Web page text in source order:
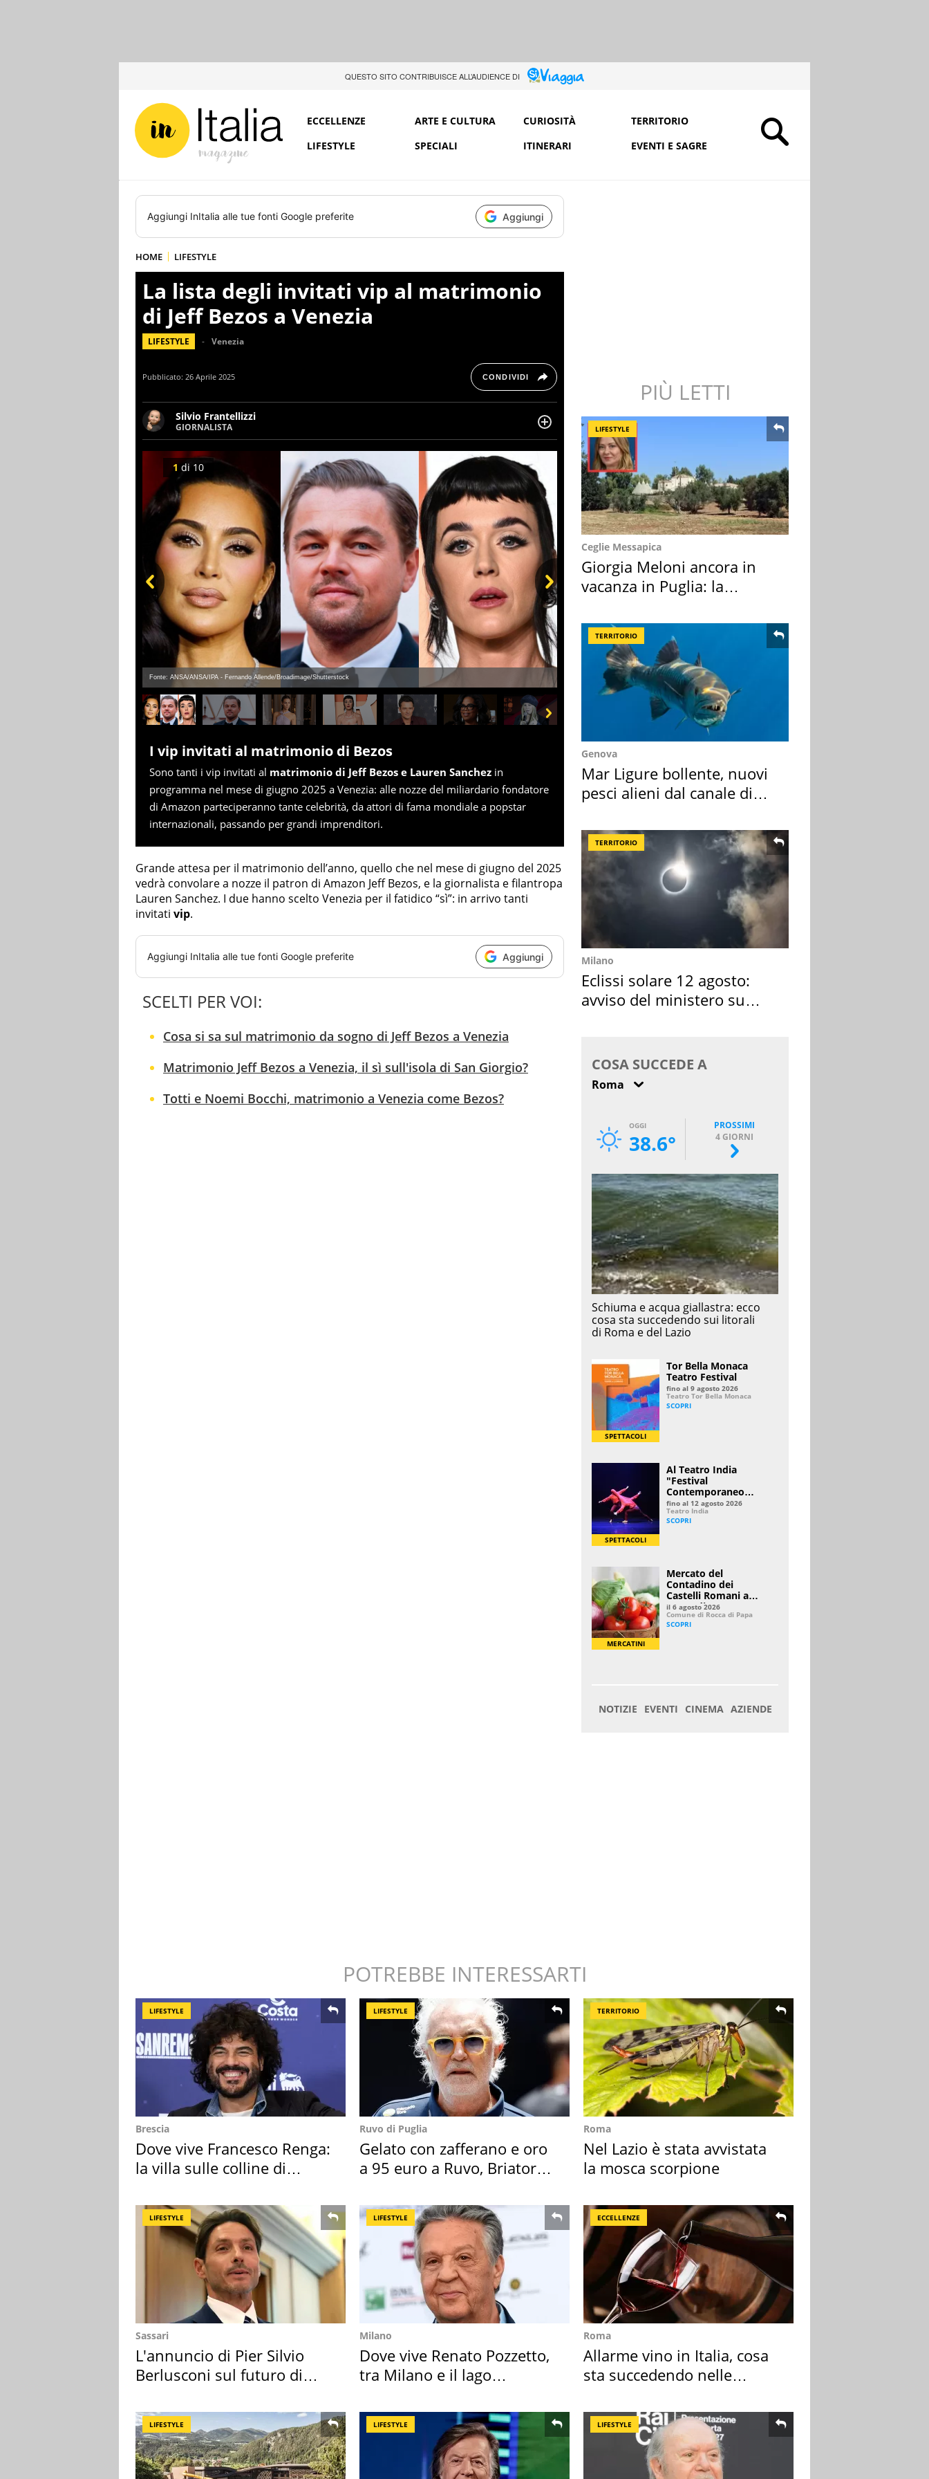
QUESTO SITO CONTRIBUISCE ALL’AUDIENCE DI
ECCELLENZE ARTE E CULTURA CURIOSITÀ
TERRITORIO
LIFESTYLE
SPECIALI ITINERARI EVENTI E SAGRE
Aggiungi InItalia alle tue fonti Google preferite Aggiungi
HOME LIFESTYLE
La lista degli invitati vip al matrimonio
di Jeff Bezos a Venezia
LIFESTYLE Venezia
Pubblicato: 26 Aprile 2025 CONDIVIDI
Silvio Frantellizzi
GIORNALISTA
Giornalista pubblicista. Da oltre dieci anni si occupa di informazione sul web,
scrivendo di sport, attualità, cronaca, motori, spettacolo e videogame.
Fonte: ANSA/ANSA/IPA - Fernando Allende/Broadimage/Shutterstock
Prev Next
1 di 10
I vip invitati al matrimonio di Bezos
Sono tanti i vip invitati al matrimonio di Jeff Bezos e Lauren Sanchez in
programma nel mese di giugno 2025 a Venezia: alle nozze del miliardario fondatore
di Amazon parteciperanno tante celebrità, da attori di fama mondiale a popstar
internazionali, passando per grandi imprenditori.
Grande attesa per il matrimonio dell’anno, quello che nel mese di giugno del 2025
vedrà convolare a nozze il patron di Amazon Jeff Bezos, e la giornalista e filantropa
Lauren Sanchez. I due hanno scelto Venezia per il fatidico “sì”: in arrivo tanti
invitati vip.
Aggiungi InItalia alle tue fonti Google preferite Aggiungi
SCELTI PER VOI:
Cosa si sa sul matrimonio da sogno di Jeff Bezos a Venezia
Matrimonio Jeff Bezos a Venezia, il sì sull'isola di San Giorgio?
Totti e Noemi Bocchi, matrimonio a Venezia come Bezos?
PIÙ LETTI
LIFESTYLE
Ceglie Messapica
Giorgia Meloni ancora in
vacanza in Puglia: la
TERRITORIO
Genova
Mar Ligure bollente, nuovi
pesci alieni dal canale di
TERRITORIO
Milano
Eclissi solare 12 agosto:
avviso del ministero su
POTREBBE INTERESSARTI
LIFESTYLE
Brescia
Dove vive Francesco Renga:
la villa sulle colline di
LIFESTYLE
Ruvo di Puglia
Gelato con zafferano e oro
a 95 euro a Ruvo, Briatore
TERRITORIO
Roma
Nel Lazio è stata avvistata
la mosca scorpione
LIFESTYLE
Sassari
L'annuncio di Pier Silvio
Berlusconi sul futuro di
LIFESTYLE
Milano
Dove vive Renato Pozzetto,
tra Milano e il lago
ECCELLENZE
Roma
Allarme vino in Italia, cosa
sta succedendo nelle
LIFESTYLE LIFESTYLE LIFESTYLE